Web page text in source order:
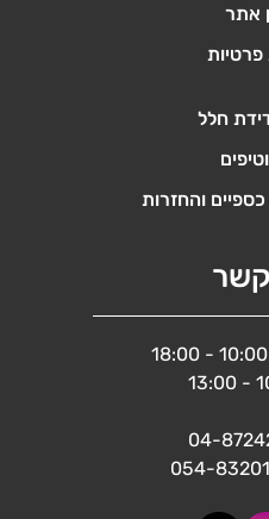
04-
054-
אתר
פרטיות
חלל
והחזרות